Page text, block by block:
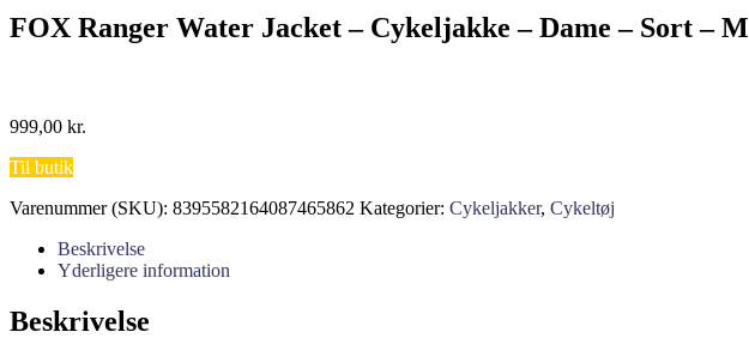
FOX Ranger Water Jacket – Cykeljakke – Dame – Sort – M
999,00 kr.
Til butik
Varenummer (SKU): 8395582164087465862 Kategorier: Cykeljakker, Cykeltøj
Beskrivelse
Yderligere information
Beskrivelse